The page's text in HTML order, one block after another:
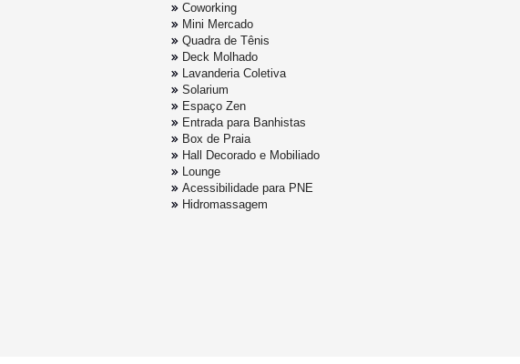
Coworking
Mini Mercado
Quadra de Tênis
Deck Molhado
Lavanderia Coletiva
Solarium
Espaço Zen
Entrada para Banhistas
Box de Praia
Hall Decorado e Mobiliado
Lounge
Acessibilidade para PNE
Hidromassagem